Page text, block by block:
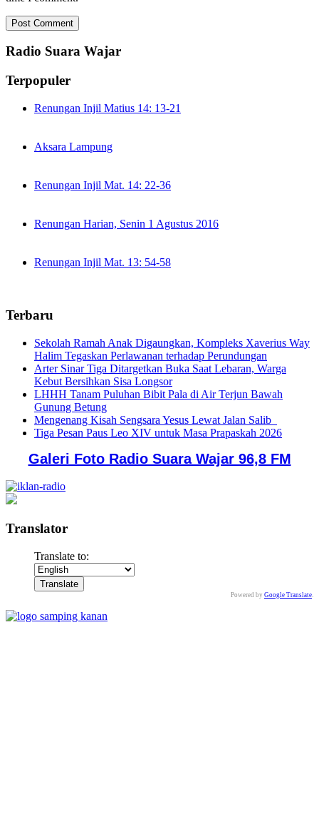
Radio Suara Wajar
Terpopuler
Renungan Injil Matius 14: 13-21
Aksara Lampung
Renungan Injil Mat. 14: 22-36
Renungan Harian, Senin 1 Agustus 2016
Renungan Injil Mat. 13: 54-58
Terbaru
Sekolah Ramah Anak Digaungkan, Kompleks Xaverius Way
Halim Tegaskan Perlawanan terhadap Perundungan
Arter Sinar Tiga Ditargetkan Buka Saat Lebaran, Warga
Kebut Bersihkan Sisa Longsor
LHHH Tanam Puluhan Bibit Pala di Air Terjun Bawah
Gunung Betung
Mengenang Kisah Sengsara Yesus Lewat Jalan Salib
Tiga Pesan Paus Leo XIV untuk Masa Prapaskah 2026
Galeri Foto Radio Suara Wajar 96,8 FM
Translator
Translate to:
Powered by Google Translate